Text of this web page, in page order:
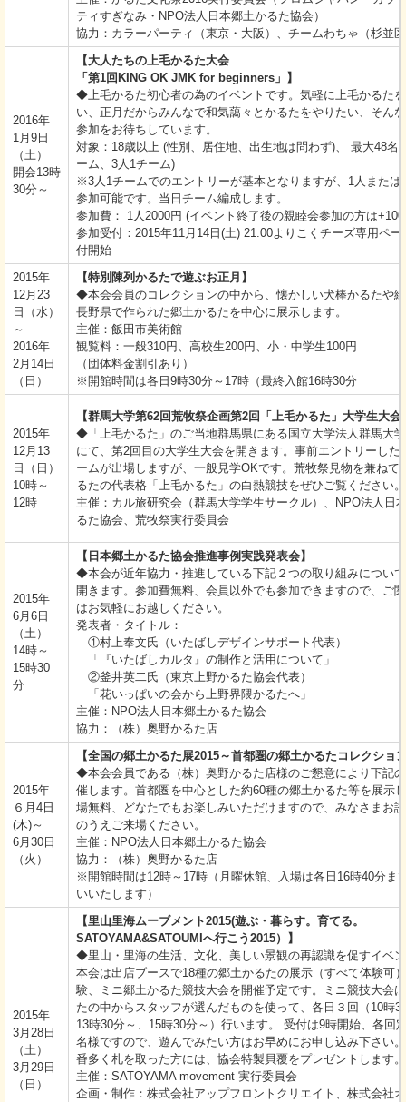
ティすぎなみ・NPO法人日本郷土かるた協会）
協力：カラーパーティ（東京・大阪）、チームわちゃ（杉並
2016年
1月9日
（土）
開会13時
30分～
【大人たちの上毛かるた大会
「第1回KING OK JMK for beginners」】
◆上毛かるた初心者の為のイベントです。気軽に上毛かるた
い、正月だからみんなで和気藹々とかるたをやりたい、そん
参加をお待ちしています。
対象：18歳以上 (性別、居住地、出生地は問わず)、 最大48名
ーム、3人1チーム)
※3人1チームでのエントリーが基本となりますが、1人または
参加可能です。当日チーム編成します。
参加費： 1人2000円 (イベント終了後の親睦会参加の方は
参加受付：2015年11月14日(土) 21:00よりこくチーズ専用ペー
付開始
2015年
12月23
日（水）
～
2016年
2月14日
（日）
【特別陳列かるたで遊ぶお正月】
◆本会会員のコレクションの中から、懐かしい犬棒かるたや
長野県で作られた郷土かるたを中心に展示します。
主催：飯田市美術館
観覧料：一般310円、高校生200円、小・中学生100円
（団体料金割引あり）
※開館時間は各日9時30分～17時（最終入館16時30分
2015年
12月13
日（日）
10時～
12時
【群馬大学第62回荒牧祭企画第2回「上毛かるた」大学生大会
◆「上毛かるた」のご当地群馬県にある国立大学法人群馬大
にて、第2回目の大学生大会を開きます。事前エントリーした
ームが出場しますが、一般見学OKです。荒牧祭見物を兼ねて
るたの代表格「上毛かるた」の白熱競技をぜひご覧ください。
主催：カル旅研究会（群馬大学学生サークル）、NPO法人日
るた協会、荒牧祭実行委員会
2015年
6月6日
（土）
14時～
15時30
分
【日本郷土かるた協会推進事例実践発表会】
◆本会が近年協力・推進している下記２つの取り組みについ
開きます。参加費無料、会員以外でも参加できますので、ご
はお気軽にお越しください。
発表者・タイトル：
①村上奉文氏（いたばしデザインサポート代表）
「『いたばしカルタ』の制作と活用について」
②釜井英二氏（東京上野かるた協会代表）
「花いっぱいの会から上野界隈かるたへ」
主催：NPO法人日本郷土かるた協会
協力：（株）奥野かるた店
2015年
６月4日
(木)～
6月30日
（火）
【全国の郷土かるた展2015～首都圏の郷土かるたコレクショ
◆本会会員である（株）奥野かるた店様のご懇意により下記
催します。首都圏を中心とした約60種の郷土かるた等を展示
場無料、どなたでもお楽しみいただけますので、みなさまお
のうえご来場ください。
主催：NPO法人日本郷土かるた協会
協力：（株）奥野かるた店
※開館時間は12時～17時（月曜休館、入場は各日16時40分ま
いいたします）
2015年
3月28日
（土）
3月29日
（日）
【里山里海ムーブメント2015(遊ぶ・暮らす。育てる。
SATOYAMA&SATOUMIへ行こう2015）】
◆里山・里海の生活、文化、美しい景観の再認識を促すイベ
本会は出店ブースで18種の郷土かるたの展示（すべて体験可
験、ミニ郷土かるた競技大会を開催予定です。ミニ競技大会
たの中からスタッフが選んだものを使って、各日３回（10時
13時30分～、15時30分～）行います。 受付は9時開始、各回
名様ですので、遊んでみたい方はお早めにお申し込み下さい
番多く札を取った方には、協会特製貝覆をプレゼントします。
主催：SATOYAMA movement 実行委員会
企画・制作：株式会社アップフロントクリエイト、株式会社